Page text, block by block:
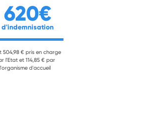
620€
d'indemnisation
504,98 € pris en charge
l'Etat et 114,85 € par
l'organisme d'accueil